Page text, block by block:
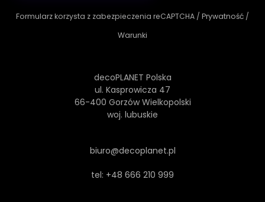
Formularz korzysta z zabezpieczenia reCAPTCHA / Prywatność /
Warunki
decoPLANET Polska
ul. Kasprowicza 47
66-400 Gorzów Wielkopolski
woj. lubuskie
biuro@decoplanet.pl
tel: +48 666 210 999